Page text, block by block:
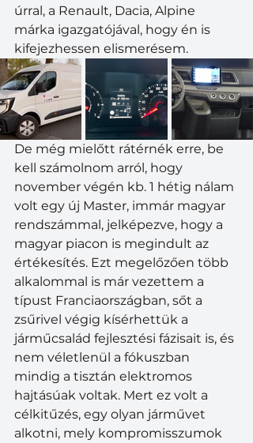
úrral, a Renault, Dacia, Alpine
márka igazgatójával, hogy én is
kifejezhessen elismerésem.
De még mielőtt rátérnék erre, be
kell számolnom arról, hogy
november végén kb. 1 hétig nálam
volt egy új Master, immár magyar
rendszámmal, jelképezve, hogy a
magyar piacon is megindult az
értékesítés. Ezt megelőzően több
alkalommal is már vezettem a
típust Franciaországban, sőt a
zsűrivel végig kísérhettük a
járműcsalád fejlesztési fázisait is, és
nem véletlenül a fókuszban
mindig a tisztán elektromos
hajtásúak voltak. Mert ez volt a
célkitűzés, egy olyan járművet
alkotni, mely kompromisszumok